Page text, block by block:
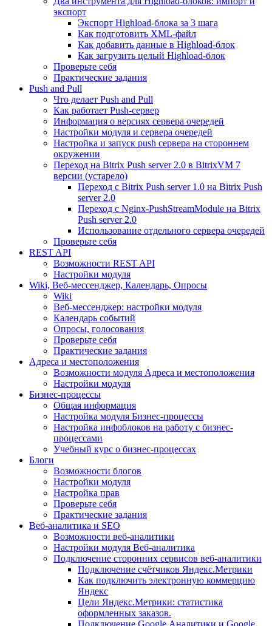
экспорт
Экспорт Highload-блока за 3 шага
Как подготовить XML-файл
Как добавить данные в Highload-блок
Как загрузить целый Highload-блок
Проверьте себя
Практические задания
Push and Pull
Что делает Push and Pull
Как работает Push-сервер
Информация о версиях сервера очередей
Настройки модуля и сервера очередей
Настройка и запуск push сервера на стороннем
окружении
Переход на Bitrix Push server 2.0 в BitrixVM 7
версии (устарело)
Переход с Bitrix Push server 1.0 на Bitrix Push
server 2.0
Переход с Nginx-PushStreamModule на Bitrix
Push server 2.0
Использование отдельного сервера очередей
Проверьте себя
REST API
Возможности REST API
Настройки модуля
Wiki, Веб-мессенджер, Календарь, Опросы
Wiki
Веб-мессенджер: настройки модуля
Календарь событий
Опросы, голосования
Проверьте себя
Практические задания
Адреса и местоположения
Возможности модуля Адреса и местоположения
Настройки модуля
Бизнес-процессы
Общая информация
Настройка модуля Бизнес-процессы
Настройка инфоблоков на работу с бизнес-
процессами
Учебный курс о бизнес-процессах
Блоги
Возможности блогов
Настройки модуля
Настройка прав
Проверьте себя
Практические задания
Веб-аналитика и SEO
Возможности веб-аналитики
Настройки модуля Веб-аналитика
Подключение сторонних сервисов веб-аналитики
Подключение счётчиков Яндекс.Метрики
Как подключить электронную коммерцию
Яндекс
Цели Яндекс.Метрики: статистика
оформленных заказов.
Подключение Google Аналитики и Google